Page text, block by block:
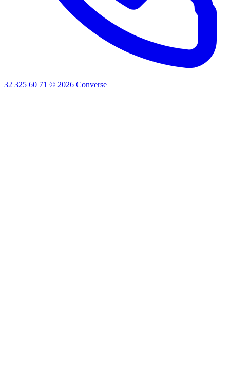
32 325 60 71 © 2026 Converse